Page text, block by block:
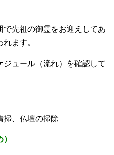
で先祖の御霊をお迎えしてあ
ます。
ュール（流れ）を確認して
掃、仏壇の掃除